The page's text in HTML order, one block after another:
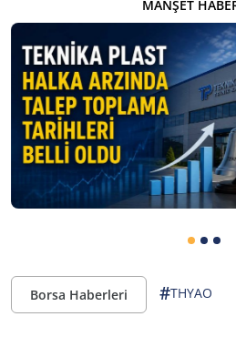
MANŞET
Borsa Haberleri #THYAO